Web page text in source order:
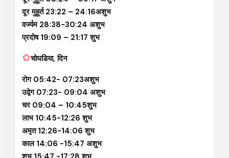
दूर मुहूर्त 23:22 – 24:16अशुभ
वर्ज्यम 28:38-30:24 अशुभ
प्रदोष 19:09 – 21:17 शुभ
चोघडिया, दिन
रोग 05:42- 07:23अशुभ
उद्वेग 07:23- 09:04 अशुभ
चर 09:04 – 10:45शुभ
लाभ 10:45-12:26 शुभ
अमृत 12:26-14:06 शुभ
काल 14:06 -15:47 अशुभ